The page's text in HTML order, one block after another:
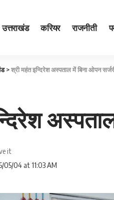
उत्तराखंड करियर राजनीती
>श्री महंत इन्दिरेश अस्पताल में बिना ओपन
05/04 at 11:03 AM